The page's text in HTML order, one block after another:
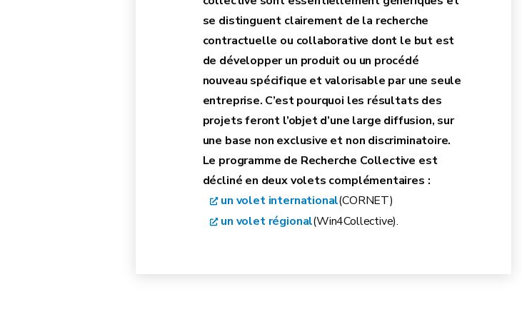
se distinguent clairement de la recherche
contractuelle ou collaborative dont le but est
de développer un produit ou un procédé
nouveau spécifique et valorisable par une seule
entreprise. C’est pourquoi les résultats des
projets feront l’objet d’une large diffusion, sur
une base non exclusive et non discriminatoire.
Le programme de Recherche Collective est
décliné en deux volets complémentaires :
un volet international(CORNET)
un volet régional(Win4Collective).